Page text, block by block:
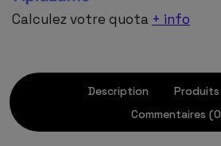
Calculez votre quota + info
Description
Produits
Commentaires